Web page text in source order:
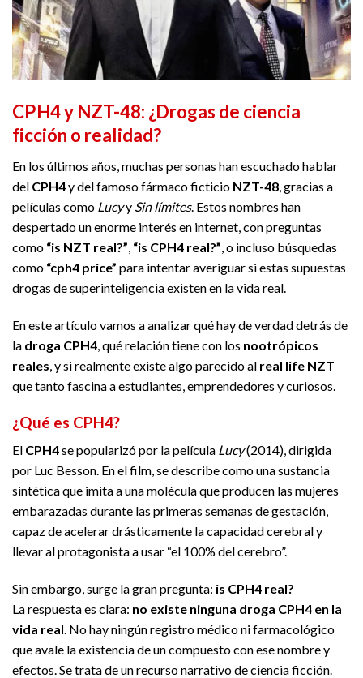
CPH4 y NZT-48: ¿Drogas de ciencia
ficción o realidad?
En los últimos años, muchas personas han escuchado hablar
del CPH4y del famoso fármaco ficticio NZT-48, gracias a
películas como Lucyy Sin límites. Estos nombres han
despertado un enorme interés en internet, con preguntas
como “is NZT real?”, “is CPH4 real?”, o incluso búsquedas
como “cph4 price” para intentar averiguar si estas supuestas
drogas de superinteligencia existen en la vida real.
En este artículo vamos a analizar qué hay de verdad detrás de
la droga CPH4 , qué relación tiene con los nootrópicos
reales , y si realmente existe algo parecido al real life NZT
que tanto fascina a estudiantes, emprendedores y curiosos.
¿Qué es CPH4?
El CPH4se popularizó por la película Lucy(2014), dirigida
por Luc Besson. En el film, se describe como una sustancia
sintética que imita a una molécula que producen las mujeres
embarazadas durante las primeras semanas de gestación,
capaz de acelerar drásticamente la capacidad cerebral y
llevar al protagonista a usar “el 100% del cerebro”.
Sin embargo, surge la gran pregunta: is CPH4 real?
La respuesta es clara: no existe ninguna droga CPH4 en la
vida real. No hay ningún registro médico ni farmacológico
que avale la existencia de un compuesto con ese nombre y
efectos. Se trata de un recurso narrativo de ciencia ficción.